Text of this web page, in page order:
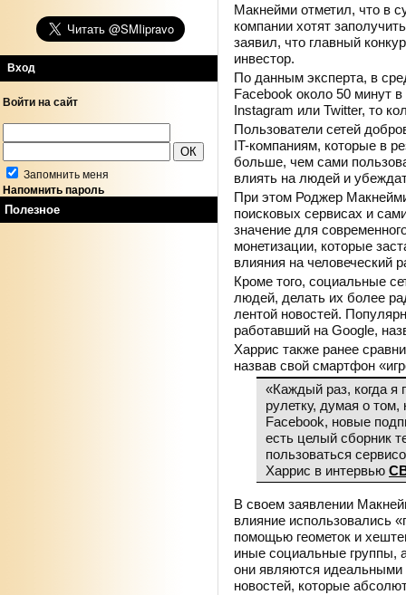
Вход
Войти на сайт
Запомнить меня
Напомнить пароль
Полезное
Макнейми отметил, что в
компании хотят
заявил, что главный
инвестор.
По данным эксперта, в
Facebook около 50 минут
Instagram или Twitter, то
Пользователи сетей
IT-компаниям, которые в
больше, чем сами
влиять на людей и
При этом Роджер
поисковых сервисах и
значение для
монетизации, которые
влияния на человеческий
Кроме того, социальные
людей, делать их более
лентой новостей.
работавший на Google,
Харрис также ранее
назвав свой смартфон
«Каждый раз, когда я
рулетку, думая о
Facebook, новые
есть целый сборник
пользоваться
Харрис в интервью
В своем заявлении
влияние использовались
помощью геометок и
иные социальные группы,
они являются
новостей, которые